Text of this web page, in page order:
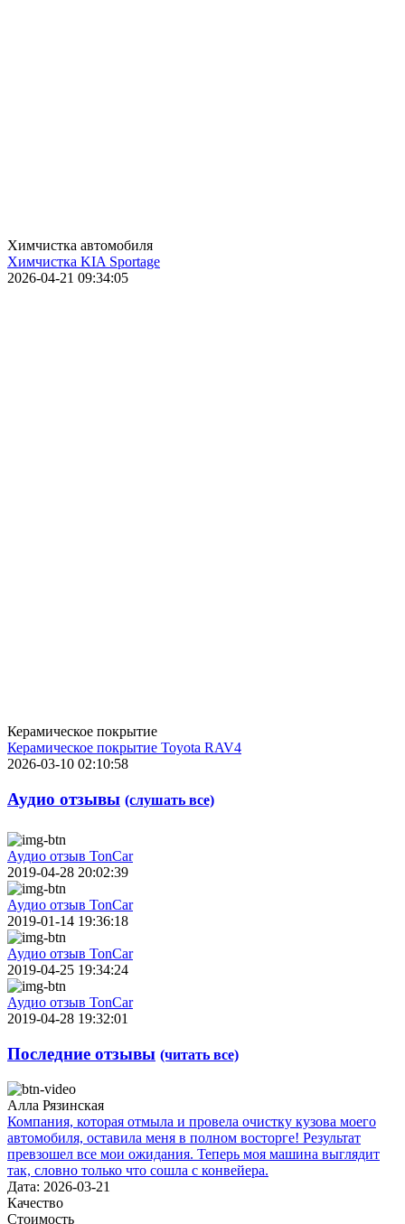
Химчистка автомобиля
Химчистка KIA Sportage
2026-04-21 09:34:05
Керамическое покрытие
Керамическое покрытие Toyota RAV4
2026-03-10 02:10:58
Аудио отзывы (слушать все)
Аудио отзыв TonCar
2019-04-28 20:02:39
Аудио отзыв TonCar
2019-01-14 19:36:18
Аудио отзыв TonCar
2019-04-25 19:34:24
Аудио отзыв TonCar
2019-04-28 19:32:01
Последние отзывы (читать все)
Алла Рязинская
Компания, которая отмыла и провела очистку кузова моего
автомобиля, оставила меня в полном восторге! Результат
превзошел все мои ожидания. Теперь моя машина выглядит
так, словно только что сошла с конвейера.
Дата: 2026-03-21
Качество
Стоимость